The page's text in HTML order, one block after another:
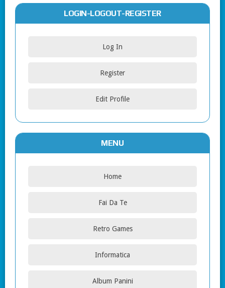
LOGIN-LOGOUT-REGISTER
Log In
Register
Edit Profile
MENU
Home
Fai Da Te
Retro Games
Informatica
Album Panini